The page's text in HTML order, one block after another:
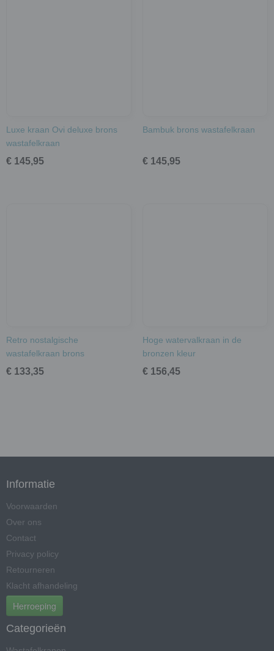
Luxe kraan Ovi deluxe brons
wastafelkraan
€ 145,95
Bambuk brons wastafelkraan
€ 145,95
Retro nostalgische
wastafelkraan brons
€ 133,35
Hoge watervalkraan in de
bronzen kleur
€ 156,45
Informatie
Voorwaarden
Over ons
Contact
Privacy policy
Retourneren
Klacht afhandeling
Herroeping
Categorieën